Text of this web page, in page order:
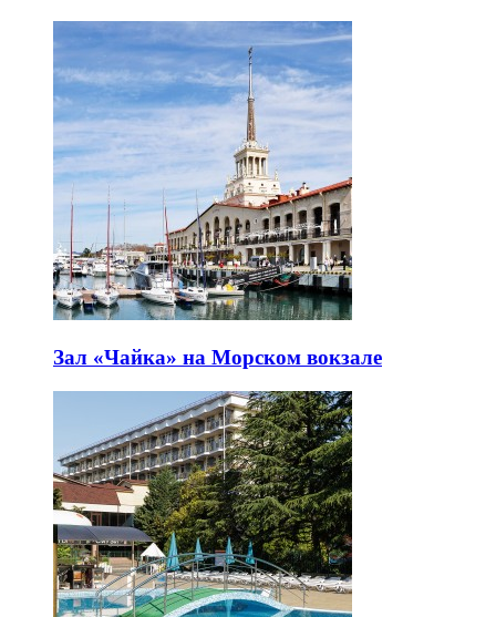
Зал «Чайка» на Морском вокзале